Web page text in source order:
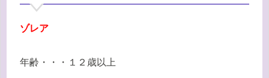
ゾレア
年齢・・・１２歳以上